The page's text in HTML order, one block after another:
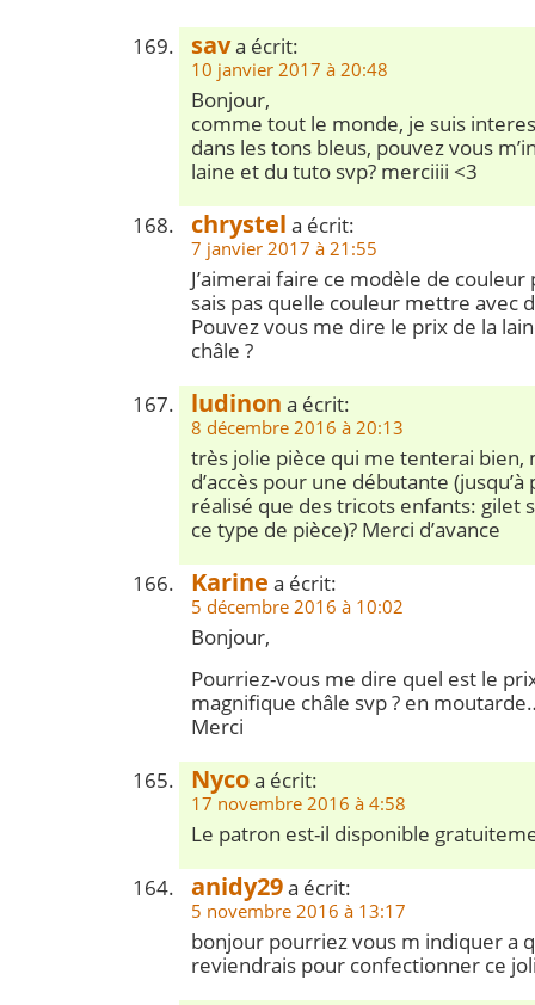
sava écrit:
10 janvier 2017 à 20:48
Bonjour,
comme tout le monde, je suis
dans les tons bleus, pouvez vous
laine et du tuto svp? merciiii <3
chrystel a écrit:
7 janvier 2017 à 21:55
J’aimerai faire ce modèle de
sais pas quelle couleur mettre avec
Pouvez vous me dire le prix de la
châle ?
ludinon a écrit:
8 décembre 2016 à 20:13
très jolie pièce qui me tenterai bien,
d’accès pour une débutante (jusqu’à
réalisé que des tricots enfants: gilet
ce type de pièce)? Merci d’avance
Karine a écrit:
5 décembre 2016 à 10:02
Bonjour,
Pourriez-vous me dire quel est le
magnifique châle svp ? en
Merci
Nycoa écrit:
17 novembre 2016 à 4:58
Le patron est-il disponible
anidy29a écrit:
5 novembre 2016 à 13:17
bonjour pourriez vous m indiquer a
reviendrais pour confectionner ce